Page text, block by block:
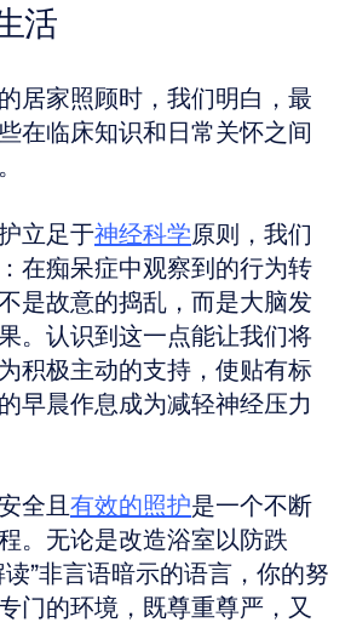
活
居家照顾时，我们明白，最
在临床知识和日常关怀之间
立足于神经科学原则，我们
在痴呆症中观察到的行为转
是故意的捣乱，而是大脑发
。认识到这一点能让我们将
积极主动的支持，使贴有标
早晨作息成为减轻神经压力
全且有效的照护是一个不断
。无论是改造浴室以防跌
”非言语暗示的语言，你的努
门的环境，既尊重尊严，又